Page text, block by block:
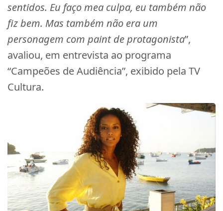
sentidos. Eu faço mea culpa, eu também não
fiz bem. Mas também não era um
personagem com paint de protagonista”,
avaliou, em entrevista ao programa
“Campeões de Audiência”, exibido pela TV
Cultura.